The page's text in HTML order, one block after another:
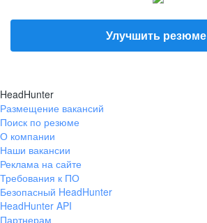
Улучшить резюме
HeadHunter
Размещение вакансий
Поиск по резюме
О компании
Наши вакансии
Реклама на сайте
Требования к ПО
Безопасный HeadHunter
HeadHunter API
Партнерам